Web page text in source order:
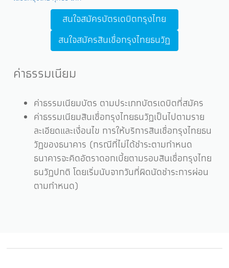
สนใจสมัครบัตรเดบิตกรุงไทย
สนใจสมัครสินเชื่อกรุงไทยธนวัฏ
ค่าธรรมเนียม
ค่าธรรมเนียมบัตร ตามประเภทบัตรเดบิตที่สมัคร
ค่าธรรมเนียมสินเชื่อกรุงไทยธนวัฏเป็นไปตามราย
ละเอียดและเงื่อนไข การให้บริการสินเชื่อกรุงไทยธน
วัฏของธนาคาร (กรณีที่ไม่ได้ชำระตามกำหนด
ธนาคารจะคิดอัตราดอกเบี้ยตามรอบสินเชื่อกรุงไทย
ธนวัฏปกติ โดยเริ่มนับจากวันที่ผิดนัดชำระการผ่อน
ตามกำหนด)